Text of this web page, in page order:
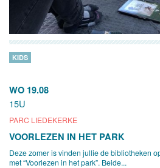
WO 19.08
15U
PARC LIEDEKERKE
KIDS
VOORLEZEN IN HET PARK
Deze zomer is vinden jullie de bibliotheken
met “Voorlezen in het park”. Beide...